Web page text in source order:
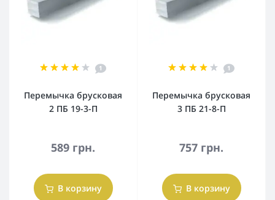
1
Перемычка брусковая
2 ПБ 19-3-П
589 грн.
В корзину
1
Перемычка брусковая
3 ПБ 21-8-П
757 грн.
В корзину